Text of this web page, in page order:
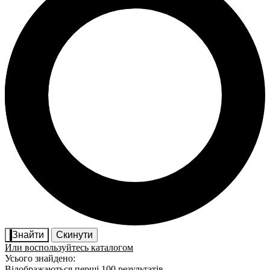
Знайти
Скинути
Или воспользуйтесь каталогом
Усього знайдено: